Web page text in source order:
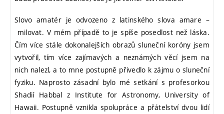
Slovo amatér je odvozeno z latinského slova amare –
milovat. V mém případě to je spíše posedlost než láska.
Čím více stále dokonalejších obrazů sluneční koróny jsem
vytvořil, tím více zajímavých a neznámých věcí jsem na
nich nalezl, a to mne postupně přivedlo k zájmu o sluneční
fyziku. Naprosto zásadní bylo mé setkání s profesorkou
Shadií Habbal z Institute for Astronomy, University of
Hawaii. Postupně vznikla spolupráce a přátelství dvou lidí